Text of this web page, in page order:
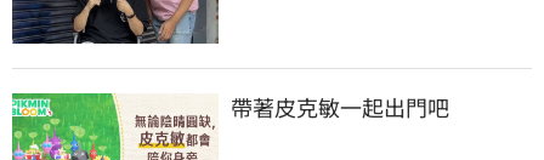
帶著皮克敏一起出門吧